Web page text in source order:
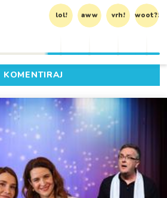
lol! aww vrh! woot?!
KOMENTIRAJ